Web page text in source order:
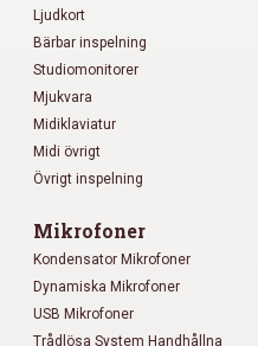
Ljudkort
Bärbar inspelning
Studiomonitorer
Mjukvara
Midiklaviatur
Midi övrigt
Övrigt inspelning
Mikrofoner
Kondensator Mikrofoner
Dynamiska Mikrofoner
USB Mikrofoner
Trådlösa System Handhållna